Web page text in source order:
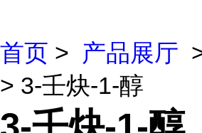
首页 > 产品展厅
> 3-壬炔-1-醇